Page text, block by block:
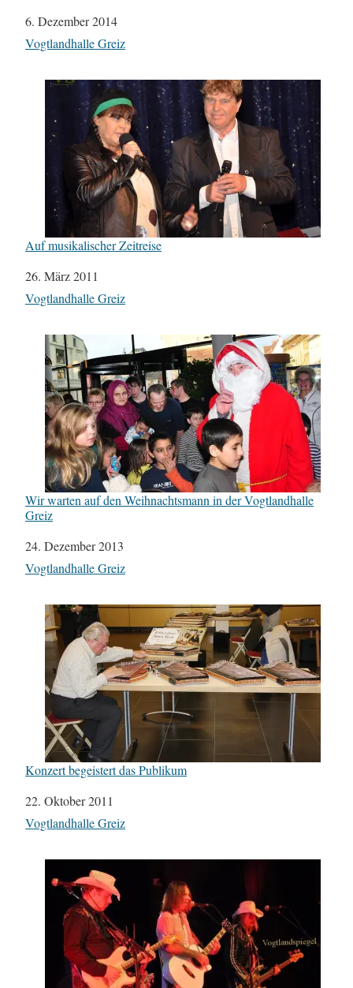
Datum
6. Dezember 2014
In Bezug auf
Vogtlandhalle Greiz
Auf musikalischer Zeitreise
Datum
26. März 2011
In Bezug auf
Vogtlandhalle Greiz
Wir warten auf den Weihnachtsmann in der Vogtlandhalle
Greiz
Datum
24. Dezember 2013
In Bezug auf
Vogtlandhalle Greiz
Konzert begeistert das Publikum
Datum
22. Oktober 2011
In Bezug auf
Vogtlandhalle Greiz